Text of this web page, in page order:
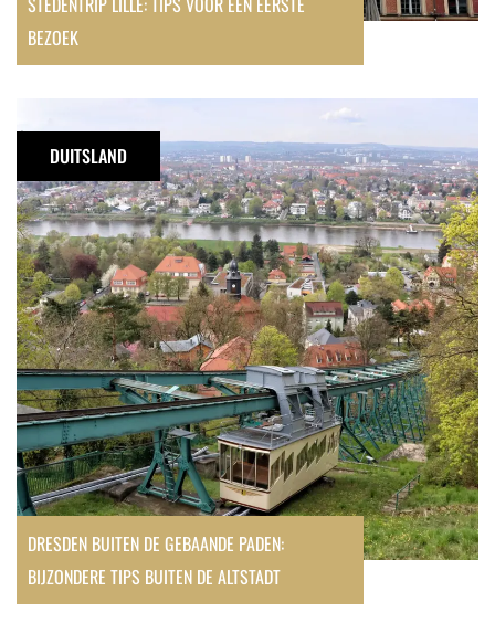
BEZOEK
buiten
de
gebaande
paden:
bijzondere
tips
buiten
de
Altstadt
DUITSLAND
DRESDEN BUITEN DE GEBAANDE PADEN:
BIJZONDERE TIPS BUITEN DE ALTSTADT